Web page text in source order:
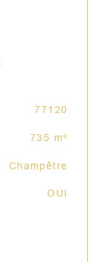
77120
735 m²
Champêtre
OUI